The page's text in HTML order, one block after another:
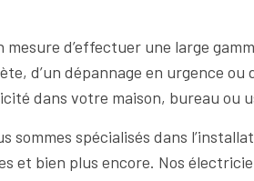
d’effectuer une large
d’un dépannage en urgence
dans votre maison, bureau ou
sommes spécialisés dans
et bien plus encore. Nos